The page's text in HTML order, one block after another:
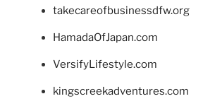
takecareofbusinessdfw.org
HamadaOfJapan.com
VersifyLifestyle.com
kingscreekadventures.com